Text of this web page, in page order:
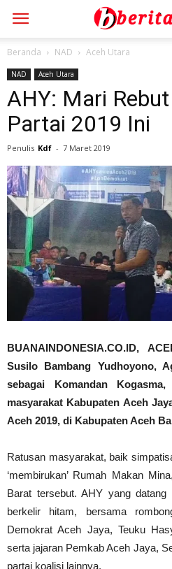
Beranda NAD Aceh Utara
NAD Aceh Utara
AHY: Mari
Partai 2019 Ini
Penulis Kdf - 7 Maret 2019
BUANAINDONESIA.CO.ID,
Susilo Bambang Yudhoyono,
sebagai Komandan
masyarakat Kabupaten Aceh
Aceh 2019, di Kabupaten Aceh
Ratusan masyarakat, baik
‘membirukan’ Rumah Makan
Barat tersebut. AHY yang datang
berkelir hitam, bersama
Demokrat Aceh Jaya, Teuku
serta jajaran Pemkab Aceh Jaya,
partai koalisi lainnya.